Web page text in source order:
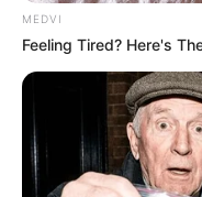
MEDVI
Feeling Tired? Here's